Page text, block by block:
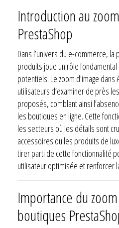
Introduction au
PrestaShop
Dans l’univers du e-commerce,
produits joue un rôle
potentiels. Le zoom d'image dans
utilisateurs d’examiner de près
proposés, comblant ainsi
les boutiques en ligne. Cette
les secteurs où les détails sont
accessoires ou les produits de
tirer parti de cette fonctionnalité
utilisateur optimisée et renforcer
Importance du
boutiques